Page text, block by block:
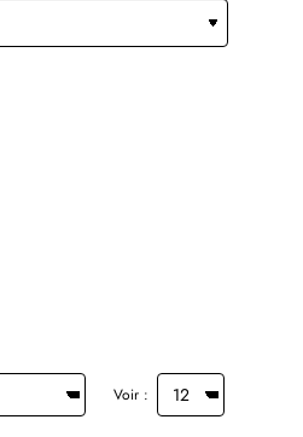
Voir :